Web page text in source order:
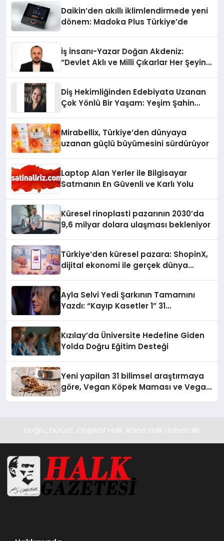
Daikin’den akıllı iklimlendirmede yeni
dönem: Madoka Plus Türkiye’de
İş İnsanı-Yazar Doğan Akdeniz:
“Devlet Aklı ve Milli Çıkarlar Her Şeyin
Diş Hekimliğinden Edebiyata Uzanan
Çok Yönlü Bir Yaşam: Yeşim Şahin
Mirabellix, Türkiye’den dünyaya
uzanan güçlü büyümesini sürdürüyor
Laptop Alan Yerler ile Bilgisayar
Satmanın En Güvenli ve Karlı Yolu
Küresel rinoplasti pazarının 2030’da
9,6 milyar dolara ulaşması bekleniyor
Türkiye’den küresel pazara: ShopinX,
dijital ekonomi ile gerçek dünya
Ayla Selvi Yedi Şarkının Tamamını
Yazdı: “Kayıp Kasetler 1” 31
Kızılay’da Üniversite Hedefine Giden
Yolda Doğru Eğitim Desteği
Yeni yapilan 31 bilimsel araştırmaya
göre, Vegan Köpek Maması ve Vegan
Doğru, Dürüst, Objektif Halk Adına Halk Habercilik